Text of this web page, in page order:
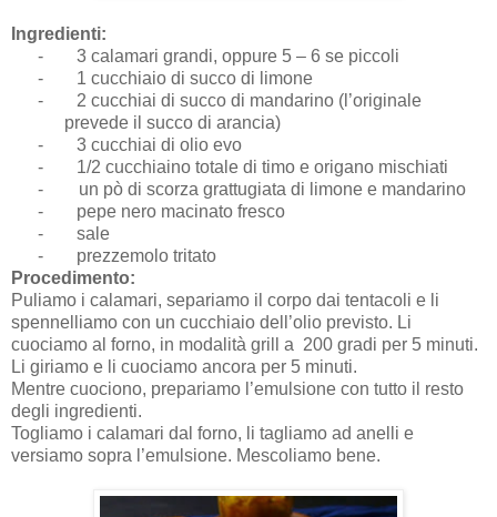
Ingredienti:
-
3 calamari grandi, oppure 5 – 6 se piccoli
-
1 cucchiaio di succo di limone
-
2 cucchiai di succo di mandarino (l’originale
prevede il succo di arancia)
-
3 cucchiai di olio evo
-
1/2 cucchiaino totale di timo e origano mischiati
- un pò di scorza grattugiata di limone e mandarino
-
pepe nero macinato fresco
-
sale
-
prezzemolo tritato
Procedimento:
Puliamo i calamari, separiamo il corpo dai tentacoli e li
spennelliamo con un cucchiaio dell’olio previsto. Li
cuociamo al forno, in modalità grill a 200 gradi per 5 minuti.
Li giriamo e li cuociamo ancora per 5 minuti.
Mentre cuociono, prepariamo l’emulsione con tutto il resto
degli ingredienti.
Togliamo i calamari dal forno, li tagliamo ad anelli e
versiamo sopra l’emulsione. Mescoliamo bene.